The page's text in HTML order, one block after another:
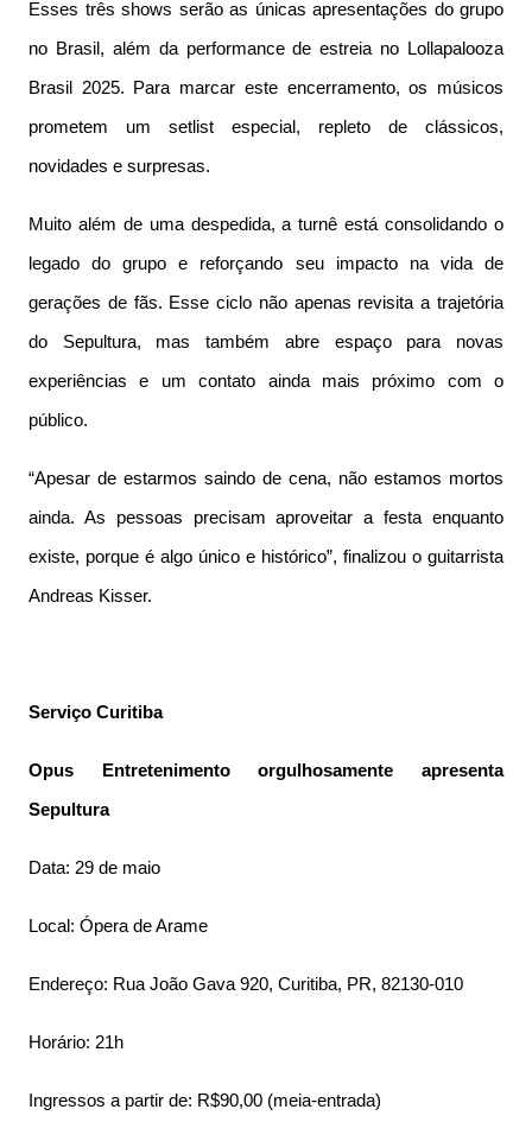
Esses três shows serão as únicas apresentações do grupo
no Brasil, além da performance de estreia no Lollapalooza
Brasil 2025. Para marcar este encerramento, os músicos
prometem um setlist especial, repleto de clássicos,
novidades e surpresas.
Muito além de uma despedida, a turnê está consolidando o
legado do grupo e reforçando seu impacto na vida de
gerações de fãs. Esse ciclo não apenas revisita a trajetória
do Sepultura, mas também abre espaço para novas
experiências e um contato ainda mais próximo com o
público.
“Apesar de estarmos saindo de cena, não estamos mortos
ainda. As pessoas precisam aproveitar a festa enquanto
existe, porque é algo único e histórico”, finalizou o guitarrista
Andreas Kisser.
Serviço Curitiba
Opus Entretenimento orgulhosamente apresenta
Sepultura
Data: 29 de maio
Local: Ópera de Arame
Endereço: Rua João Gava 920, Curitiba, PR, 82130-010
Horário: 21h
Ingressos a partir de: R$90,00 (meia-entrada)